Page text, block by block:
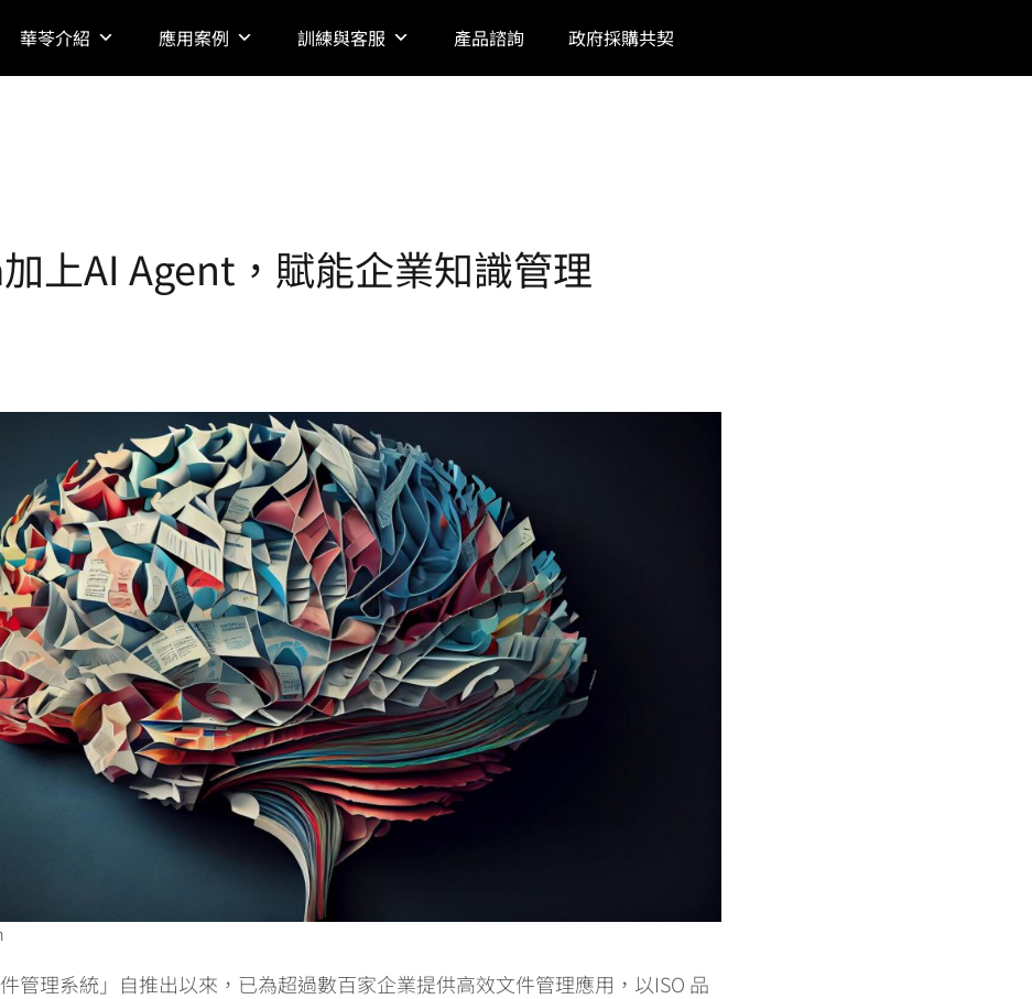
華苓介紹 應用案例 訓練與客服 產品諮詢 政府採購共契
上AI Agent，賦能企業知識管理
管理系統」自推出以來，已為超過數百家企業提供高效文件管理應用，以ISO 品